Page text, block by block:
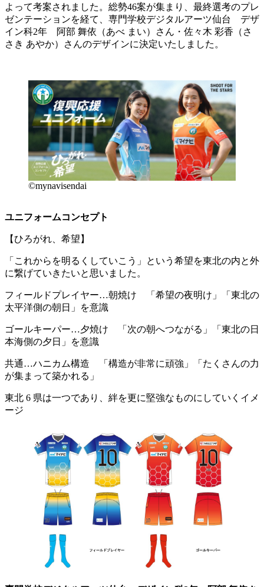
よって考案されました。総勢46案が集まり、最終選考のプレ
ゼンテーションを経て、専門学校デジタルアーツ仙台 デザ
イン科2年 阿部 舞依（あべ まい）さん・佐々木 彩香（さ
さき あやか）さんのデザインに決定いたしました。
©mynavisendai
ユニフォームコンセプト
【ひろがれ、希望】
「これからを明るくしていこう」という希望を東北の内と外
に繋げていきたいと思いました。
フィールドプレイヤー…朝焼け 「希望の夜明け」「東北の
太平洋側の朝日」を意識
ゴールキーパー…夕焼け 「次の朝へつながる」「東北の日
本海側の夕日」を意識
共通…ハニカム構造 「構造が非常に頑強」「たくさんの力
が集まって築かれる」
東北 6 県は一つであり、絆を更に堅強なものにしていくイメ
ージ